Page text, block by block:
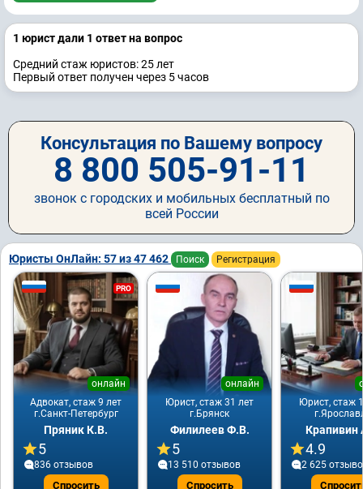
1 юрист дали 1 ответ на вопрос
Средний стаж юристов: 25 лет
Первый ответ получен через 5 часов
Консультация по Вашему вопросу
8 800 505-91-11
звонок с городских и мобильных бесплатный по
всей России
Юристы ОнЛайн: 57 из 47 462 Поиск Регистрация
PRO
Адвокат, стаж 9 лет
онлайн
г.Санкт-Петербург
Пряник К.В.
5
836 отзывов
Спросить
Юрист, стаж 31 лет
онлайн
г.Брянск
Филилеев Ф.В.
5
13 510 отзывов
Спросить
Юрист, стаж
Крапивин
4.9
2 625